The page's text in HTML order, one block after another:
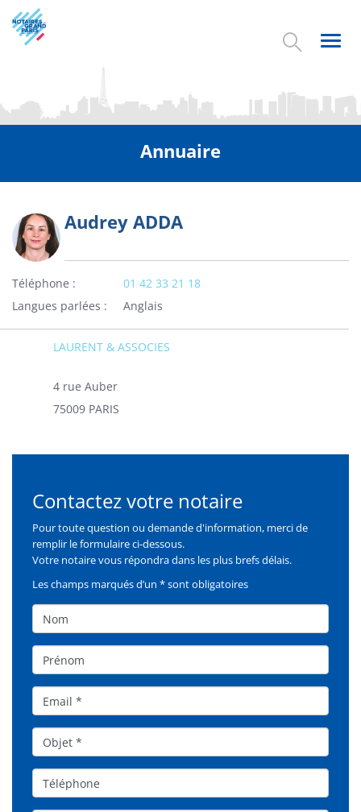
Aller
au
contenu
Annuaire
Photo Audrey ADDA
Téléphone
01 42 33 21 18
Langues parlées
Anglais
LAURENT & ASSOCIES
4 rue Auber
75009 PARIS
Formulaire
Contactez votre notaire
Pour toute question ou demande d'information, merci de
remplir le formulaire ci-dessous.
Votre notaire vous répondra dans les plus brefs délais.
Les champs marqués d’un * sont obligatoires
Nom
Prénom
Email
Objet*
Téléphone